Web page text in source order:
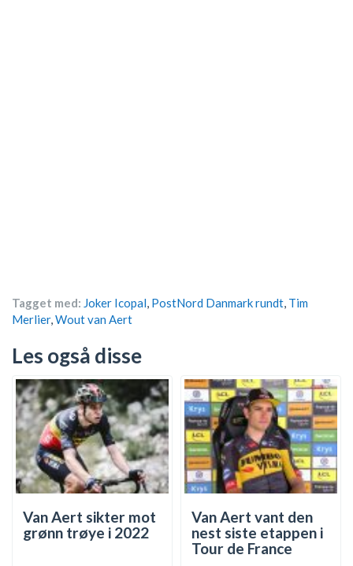
Tagget med: Joker Icopal, PostNord Danmark rundt, Tim
Merlier,Wout van Aert
Les også disse
Van Aert sikter mot
grønn trøye i 2022
Van Aert vant den
nest siste etappen i
Tour de France